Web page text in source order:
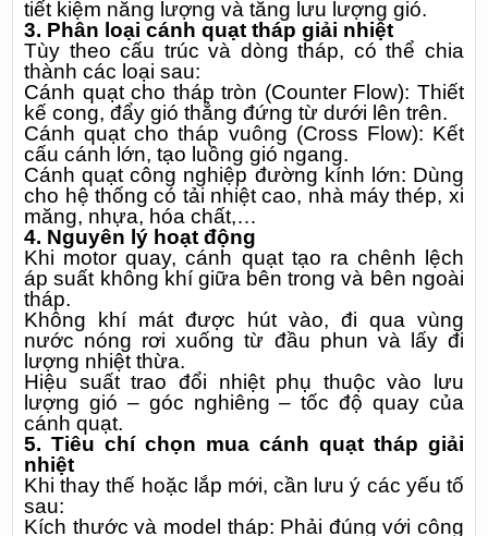
tiết kiệm năng lượng và tăng lưu lượng gió.
3. Phân loại cánh quạt tháp giải nhiệt
Tùy theo cấu trúc và dòng tháp, có thể chia
thành các loại sau:
Cánh quạt cho tháp tròn (Counter Flow): Thiết
kế cong, đẩy gió thẳng đứng từ dưới lên trên.
Cánh quạt cho tháp vuông (Cross Flow): Kết
cấu cánh lớn, tạo luồng gió ngang.
Cánh quạt công nghiệp đường kính lớn: Dùng
cho hệ thống có tải nhiệt cao, nhà máy thép, xi
măng, nhựa, hóa chất,…
4. Nguyên lý hoạt động
Khi motor quay, cánh quạt tạo ra chênh lệch
áp suất không khí giữa bên trong và bên ngoài
tháp.
Không khí mát được hút vào, đi qua vùng
nước nóng rơi xuống từ đầu phun và lấy đi
lượng nhiệt thừa.
Hiệu suất trao đổi nhiệt phụ thuộc vào lưu
lượng gió – góc nghiêng – tốc độ quay của
cánh quạt.
5. Tiêu chí chọn mua cánh quạt tháp giải
nhiệt
Khi thay thế hoặc lắp mới, cần lưu ý các yếu tố
sau:
Kích thước và model tháp: Phải đúng với công